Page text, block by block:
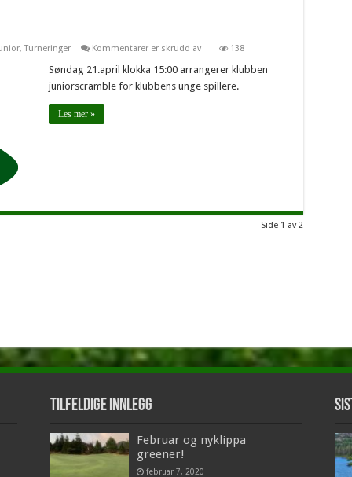
,Turneringer Kommentarer er skrudd avfor
juniorscramble
m/pizza!
138
Søndag 21.april klokka 15:00 arrangerer klubben
juniorscramble for klubbens unge spillere.
Les mer »
Side 1 av 2
Tilfeldige innlegg
Februar og nyklippa
greener!
februar 7, 2020